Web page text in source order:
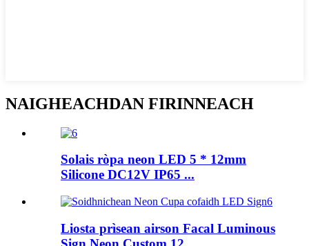
NAIGHEACHDAN FIRINNEACH
Solais ròpa neon LED 5 * 12mm
Silicone DC12V IP65 ...
Liosta prìsean airson Facal Luminous